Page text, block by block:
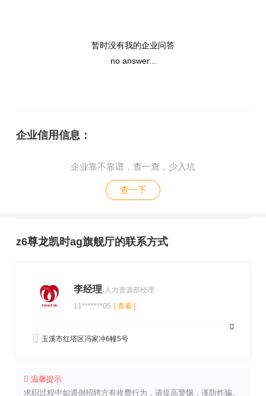
暂时没有我的企业问答
no answer...
企业信用信息：
企业靠不靠谱，查一查，少入坑
查一下
z6尊龙凯时ag旗舰厅的联系方式
李经理 人力资源部经理
11*******05 [ 查看 ]
玉溪市红塔区冯家冲6幢5号
温馨提示
求职过程中如遇倒招聘方有收费行为，请提高警惕，谨防炸骗。